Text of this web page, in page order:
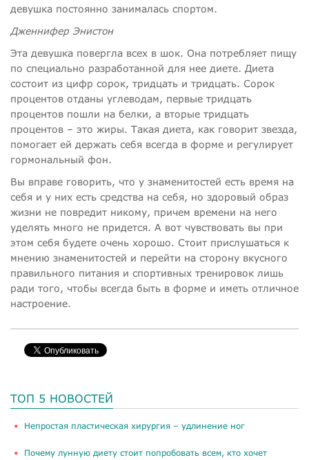
девушка постоянно занималась спортом.
Дженнифер Энистон
Эта девушка повергла всех в шок. Она потребляет пищу
по специально разработанной для нее диете. Диета
состоит из цифр сорок, тридцать и тридцать. Сорок
процентов отданы углеводам, первые тридцать
процентов пошли на белки, а вторые тридцать
процентов – это жиры. Такая диета, как говорит звезда,
помогает ей держать себя всегда в форме и регулирует
гормональный фон.
Вы вправе говорить, что у знаменитостей есть время на
себя и у них есть средства на себя, но здоровый образ
жизни не повредит никому, причем времени на него
уделять много не придется. А вот чувствовать вы при
этом себя будете очень хорошо. Стоит прислушаться к
мнению знаменитостей и перейти на сторону вкусного
правильного питания и спортивных тренировок лишь
ради того, чтобы всегда быть в форме и иметь отличное
настроение.
ТОП 5 НОВОСТЕЙ
​Непростая пластическая хирургия – удлинение ног
Почему лунную диету стоит попробовать всем, кто хочет